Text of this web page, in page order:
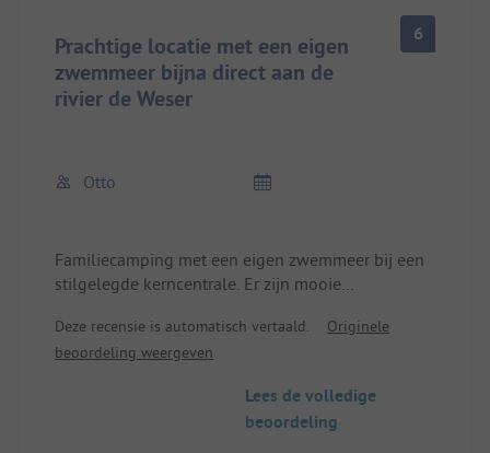
Prachtige locatie met een eigen
zwemmeer bijna direct aan de
rivier de Weser
6
Otto
Familiecamping met een eigen zwemmeer bij een
stilgelegde kerncentrale. Er zijn mooie
ook geschikt voor groepen.
tijdens Pasen, dus er was geen broodjesservice.
Maar er was wel een gezellig paasvuur met
Deze recensie is automatisch vertaald.
Originele
beoordeling weergeven
Lees de volledige
beoordeling